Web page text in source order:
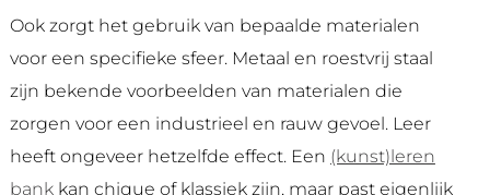
Ook zorgt het gebruik van bepaalde materialen
voor een specifieke sfeer. Metaal en roestvrij staal
zijn bekende voorbeelden van materialen die
zorgen voor een industrieel en rauw gevoel. Leer
heeft ongeveer hetzelfde effect. Een (kunst)leren
bankkan chique of klassiek zijn, maar past eigenlijk